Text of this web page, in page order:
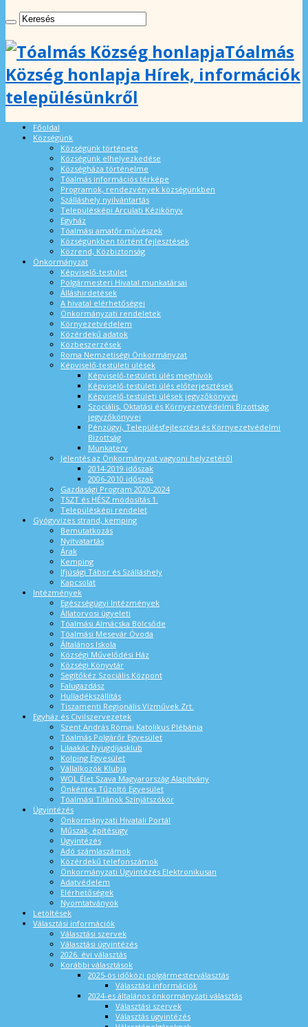
Tóalmás
Község honlapja Hírek, információk
településünkről
Főoldal
Községünk
Községünk története
Községünk elhelyezkedése
Községháza történelme
Tóalmás információs térképe
Programok, rendezvények községünkben
Szálláshely nyilvántartás
Településképi Arculati Kézikönyv
Egyház
Tóalmási amatőr művészek
Községünkben történt fejlesztések
Közrend, Közbiztonság
Önkormányzat
Képviselő-testület
Polgármesteri Hivatal munkatársai
Álláshirdetések
A hivatal elérhetőségei
Önkormányzati rendeletek
Környezetvédelem
Közérdekű adatok
Közbeszerzések
Roma Nemzetiségi Önkormányzat
Képviselő-testületi ülések
Képviselő-testületi ülés meghívók
Képviselő-testületi ülés előterjesztések
Képviselő-testületi ülések jegyzőkönyvei
Szociális, Oktatási és Környezetvédelmi Bizottság
jegyzőkönyvei
Pénzügyi, Településfejlesztési és Környezetvédelmi
Bizottság
Munkaterv
Jelentés az Önkormányzat vagyoni helyzetéről
2014-2019 időszak
2006-2010 időszak
Gazdasági Program 2020-2024
TSZT és HÉSZ módosítás 1.
Településképi rendelet
Gyógyvizes strand, kemping
Bemutatkozás
Nyitvatartás
Árak
Kemping
Ifjúsági Tábor és Szálláshely
Kapcsolat
Intézmények
Egészségügyi Intézmények
Állatorvosi ügyeleti
Tóalmási Almácska Bölcsőde
Tóalmási Mesevár Óvoda
Általános Iskola
Községi Művelődési Ház
Községi Könyvtár
Segítőkéz Szociális Központ
Falugazdász
Hulladékszállítás
Tiszamenti Regionális Vízművek Zrt.
Egyház és Civilszervezetek
Szent András Római Katolikus Plébánia
Tóalmás Polgárőr Egyesület
Lilaakác Nyugdíjasklub
Kolping Egyesület
Vállalkozók Klubja
WOL Élet Szava Magyarország Alapítvány
Önkéntes Tűzoltó Egyesület
Tóalmási Titánok Színjátszókör
Ügyintézés
Önkormányzati Hivatali Portál
Műszak, építésügy
Ügyintézés
Adó számlaszámok
Közérdekű telefonszámok
Önkormányzati Ügyintézés Elektronikusan
Adatvédelem
Elérhetőségek
Nyomtatványok
Letöltések
Választási információk
Választási szervek
Választási ügyintézés
2026. évi választás
Korábbi választások
2025-ös időközi polgármesterválasztás
Választási információk
2024-es általános önkormányzati választás
Választási szervek
Választás ügyintézés